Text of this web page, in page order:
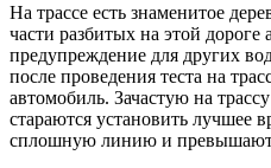
На трассе есть знаменитое
части разбитых на этой
предупреждение для других
после проведения теста на
автомобиль. Зачастую на
стараются установить лучшее
сплошную линию и превышают